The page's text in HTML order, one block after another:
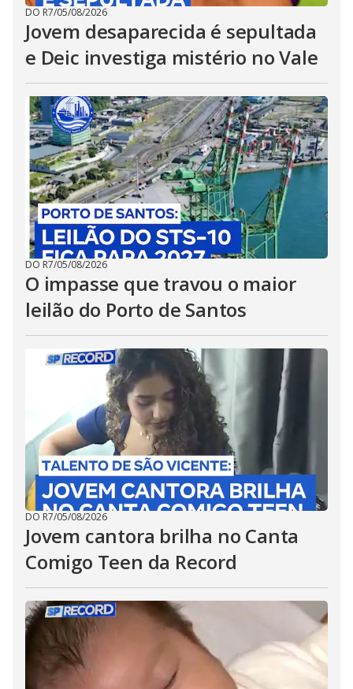
DO R7/05/08/2026
Jovem desaparecida é sepultada
e Deic investiga mistério no Vale
DO R7/05/08/2026
O impasse que travou o maior
leilão do Porto de Santos
DO R7/05/08/2026
Jovem cantora brilha no Canta
Comigo Teen da Record